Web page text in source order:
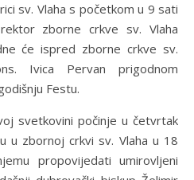
sv. Vlaha s početkom u 9 sati
zborne crkve sv. Vlaha
će ispred zborne crkve sv.
Ivica Pervan prigodnom
Festu.
svetkovini počinje u četvrtak
u zbornoj crkvi sv. Vlaha u 18
propovijedati umirovljeni